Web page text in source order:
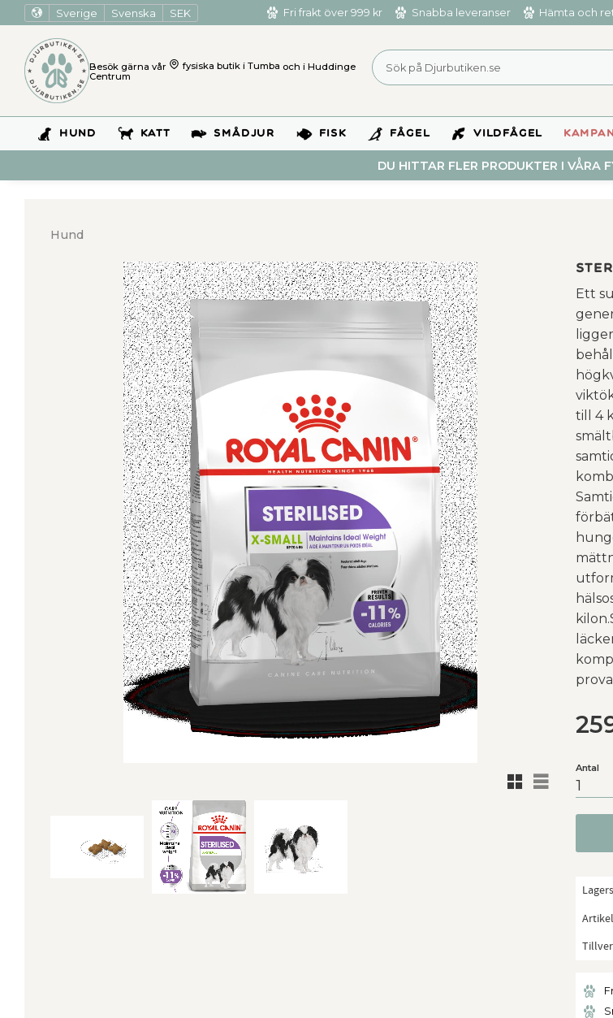
Sverige Svenska SEK Fri frakt över 999 kr Snabba leveranser Hämta och
Besök gärna vår fysiska butik i Tumba och i Huddinge
Centrum
HUND KATT SMÅDJUR FISK FÅGEL VILDFÅGEL
DU HITTAR FLER PRODUKTER I VÅRA
Hund
Ett
till 4
Rutnätsvy
Listvy
Antal